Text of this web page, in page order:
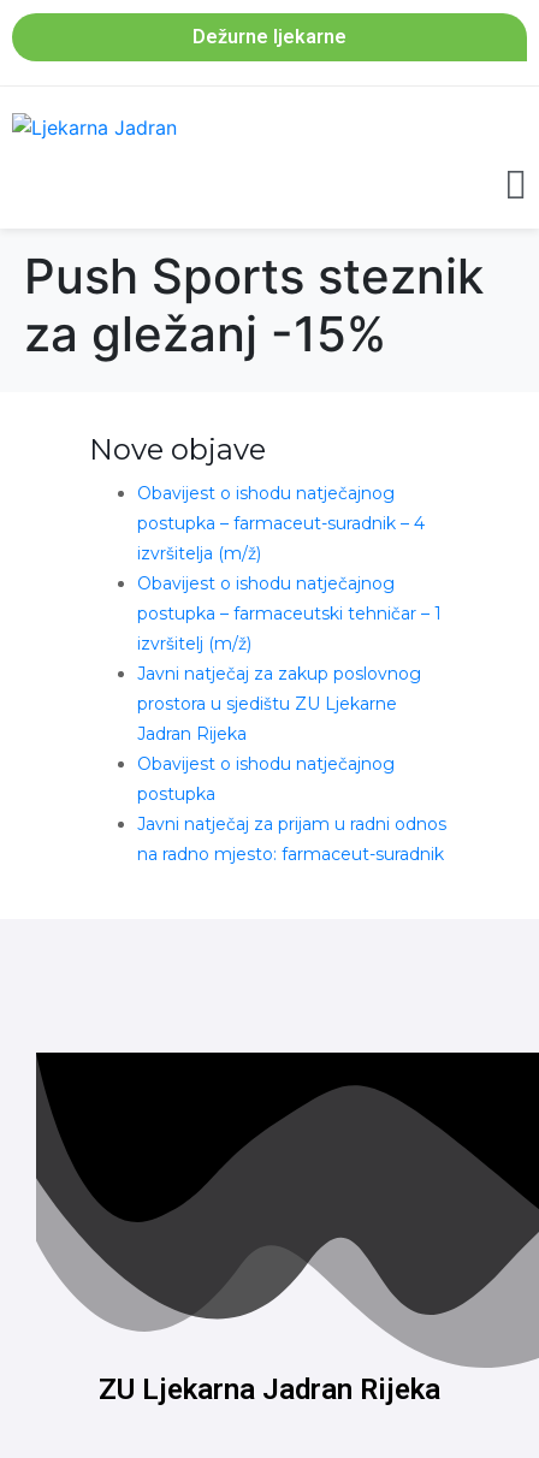
Dežurne ljekarne
Push Sports steznik
za gležanj -15%
Nove objave
Obavijest o ishodu natječajnog
postupka – farmaceut-suradnik – 4
izvršitelja (m/ž)
Obavijest o ishodu natječajnog
postupka – farmaceutski tehničar – 1
izvršitelj (m/ž)
Javni natječaj za zakup poslovnog
prostora u sjedištu ZU Ljekarne
Jadran Rijeka
Obavijest o ishodu natječajnog
postupka
Javni natječaj za prijam u radni odnos
na radno mjesto: farmaceut-suradnik
ZU Ljekarna Jadran Rijeka